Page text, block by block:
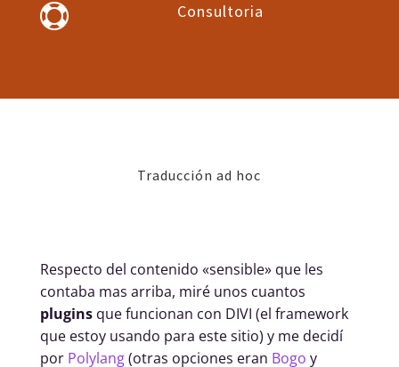
 Consultoria
Traducción ad hoc
Respecto del contenido «sensible» que les
contaba mas arriba, miré unos cuantos
pluginsque funcionan con DIVI (el framework
que estoy usando para este sitio) y me decidí
por Polylang(otras opciones eran Bogo y